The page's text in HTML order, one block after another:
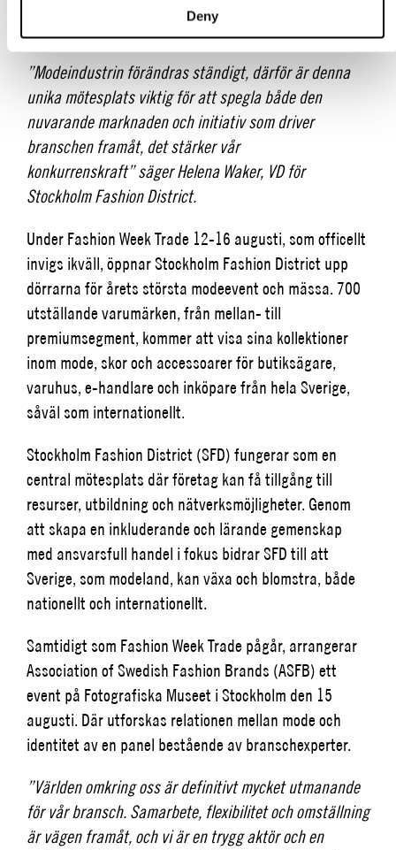
Deny
”Modeindustrin förändras ständigt, därför är denna
unika mötesplats viktig för att spegla både den
nuvarande marknaden och initiativ som driver
branschen framåt, det stärker vår
konkurrenskraft”säger Helena Waker, VD för
Stockholm Fashion District.
Under Fashion Week Trade 12-16 augusti, som officellt
invigs ikväll, öppnar Stockholm Fashion District upp
dörrarna för årets största modeevent och mässa. 700
utställande varumärken, från mellan- till
premiumsegment, kommer att visa sina kollektioner
inom mode, skor och accessoarer för butiksägare,
varuhus, e-handlare och inköpare från hela Sverige,
såväl som internationellt.
Stockholm Fashion District (SFD) fungerar som en
central mötesplats där företag kan få tillgång till
resurser, utbildning och nätverksmöjligheter. Genom
att skapa en inkluderande och lärande gemenskap
med ansvarsfull handel i fokus bidrar SFD till att
Sverige, som modeland, kan växa och blomstra, både
nationellt och internationellt.
Samtidigt som Fashion Week Trade pågår, arrangerar
Association of Swedish Fashion Brands (ASFB) ett
event på Fotografiska Museet i Stockholm den 15
augusti. Där utforskas relationen mellan mode och
identitet av en panel bestående av branschexperter.
”Världen omkring oss är definitivt mycket utmanande
för vår bransch. Samarbete, flexibilitet och omställning
är vägen framåt, och vi är en trygg aktör och en